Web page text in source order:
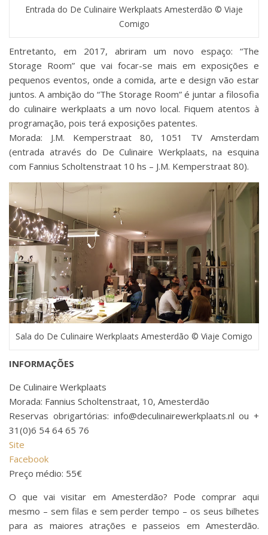
Entrada do De Culinaire Werkplaats Amesterdão © Viaje
Comigo
Entretanto, em 2017, abriram um novo espaço: “The
Storage Room” que vai focar-se mais em exposições e
pequenos eventos, onde a comida, arte e design vão estar
juntos. A ambição do “The Storage Room” é juntar a filosofia
do culinaire werkplaats a um novo local. Fiquem atentos à
programação, pois terá exposições patentes.
Morada: J.M. Kemperstraat 80, 1051 TV Amsterdam
(entrada através do De Culinaire Werkplaats, na esquina
com Fannius Scholtenstraat 10 hs – J.M. Kemperstraat 80).
Sala do De Culinaire Werkplaats Amesterdão © Viaje Comigo
INFORMAÇÕES
De Culinaire Werkplaats
Morada: Fannius Scholtenstraat, 10, Amesterdão
Reservas obrigartórias: info@deculinairewerkplaats.nl ou +
31(0)6 54 64 65 76
Site
Facebook
Preço médio: 55€
O que vai visitar em Amesterdão? Pode comprar aqui
mesmo – sem filas e sem perder tempo – os seus bilhetes
para as maiores atrações e passeios em Amesterdão.